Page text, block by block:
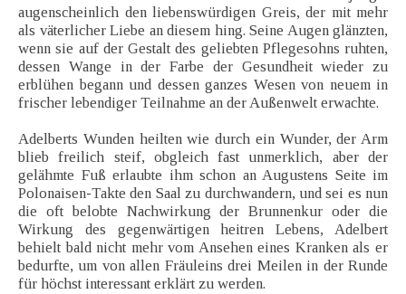
augenscheinlich den liebenswürdigen Greis, der mit mehr
als väterlicher Liebe an diesem hing. Seine Augen glänzten,
wenn sie auf der Gestalt des geliebten Pflegesohns ruhten,
dessen Wange in der Farbe der Gesundheit wieder zu
erblühen begann und dessen ganzes Wesen von neuem in
frischer lebendiger Teilnahme an der Außenwelt erwachte.
Adelberts Wunden heilten wie durch ein Wunder, der Arm
blieb freilich steif, obgleich fast unmerklich, aber der
gelähmte Fuß erlaubte ihm schon an Augustens Seite im
Polonaisen-Takte den Saal zu durchwandern, und sei es nun
die oft belobte Nachwirkung der Brunnenkur oder die
Wirkung des gegenwärtigen heitren Lebens, Adelbert
behielt bald nicht mehr vom Ansehen eines Kranken als er
bedurfte, um von allen Fräuleins drei Meilen in der Runde
für höchst interessant erklärt zu werden.